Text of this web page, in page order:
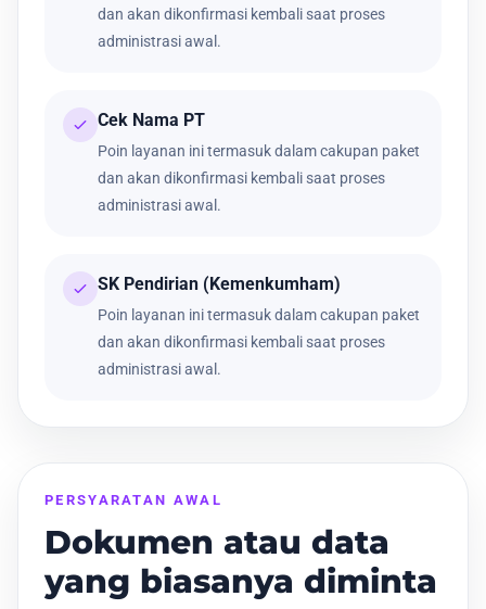
dan akan dikonfirmasi kembali saat proses
administrasi awal.
Cek Nama PT
Poin layanan ini termasuk dalam cakupan paket
dan akan dikonfirmasi kembali saat proses
administrasi awal.
SK Pendirian (Kemenkumham)
Poin layanan ini termasuk dalam cakupan paket
dan akan dikonfirmasi kembali saat proses
administrasi awal.
PERSYARATAN AWAL
Dokumen atau data
yang biasanya diminta